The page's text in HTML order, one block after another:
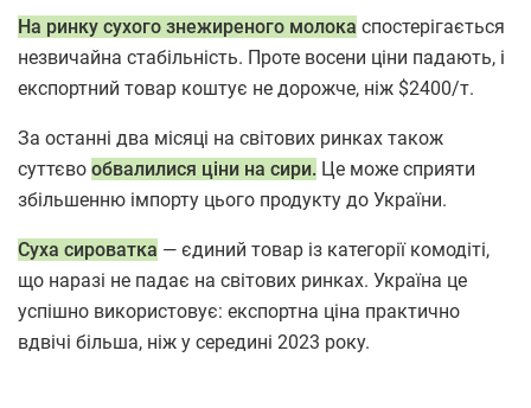
На ринку сухого знежиреного молока спостерігається
незвичайна стабільність. Проте восени ціни падають, і
експортний товар коштує не дорожче, ніж $2400/т.
За останні два місяці на світових ринках також
суттєво обвалилися ціни на сири. Це може сприяти
збільшенню імпорту цього продукту до України.
Суха сироватка — єдиний товар із категорії комодіті,
що наразі не падає на світових ринках. Україна це
успішно використовує: експортна ціна практично
вдвічі більша, ніж у середині 2023 року.